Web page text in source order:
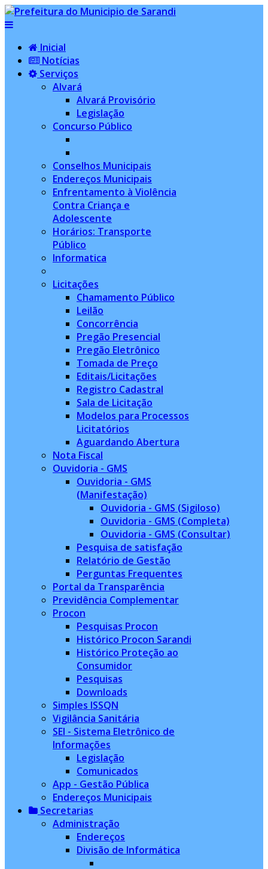
Inicial
Notícias
Serviços
Alvará
Alvará Provisório
Legislação
Concurso Público
Conselhos Municipais
Endereços Municipais
Enfrentamento à Violência
Contra Criança e
Adolescente
Horários: Transporte
Público
Informatica
Licitações
Chamamento Público
Leilão
Concorrência
Pregão Presencial
Pregão Eletrônico
Tomada de Preço
Editais/Licitações
Registro Cadastral
Sala de Licitação
Modelos para Processos
Licitatórios
Aguardando Abertura
Nota Fiscal
Ouvidoria - GMS
Ouvidoria - GMS
(Manifestação)
Ouvidoria - GMS (Sigiloso)
Ouvidoria - GMS (Completa)
Ouvidoria - GMS (Consultar)
Pesquisa de satisfação
Relatório de Gestão
Perguntas Frequentes
Portal da Transparência
Previdência Complementar
Procon
Pesquisas Procon
Histórico Procon Sarandi
Histórico Proteção ao
Consumidor
Pesquisas
Downloads
Simples ISSQN
Vigilância Sanitária
SEI - Sistema Eletrônico de
Informações
Legislação
Comunicados
App - Gestão Pública
Endereços Municipais
Secretarias
Administração
Endereços
Divisão de Informática